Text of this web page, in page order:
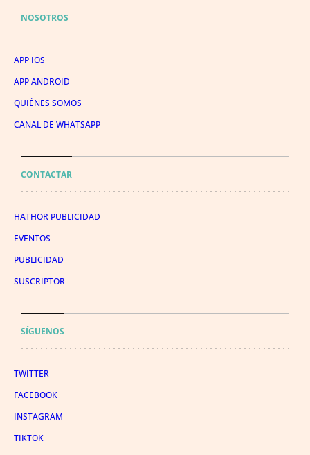
NOSOTROS
APP IOS
APP ANDROID
QUIÉNES SOMOS
CANAL DE WHATSAPP
CONTACTAR
HATHOR PUBLICIDAD
EVENTOS
PUBLICIDAD
SUSCRIPTOR
SÍGUENOS
TWITTER
FACEBOOK
INSTAGRAM
TIKTOK